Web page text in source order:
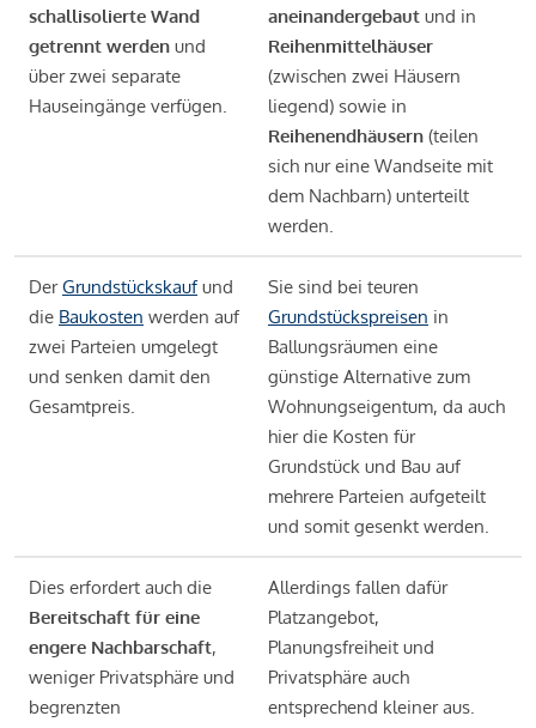
schallisolierte Wand
getrennt werden und
über zwei separate
Hauseingänge verfügen.
aneinandergebaut und in
Reihenmittelhäuser
(zwischen zwei Häusern
liegend) sowie in
Reihenendhäusern (teilen
sich nur eine Wandseite mit
dem Nachbarn) unterteilt
werden.
DerGrundstückskaufund
die Baukosten werden auf
zwei Parteien umgelegt
und senken damit den
Gesamtpreis.
Sie sind bei teuren
Grundstückspreisen in
Ballungsräumen eine
günstige Alternative zum
Wohnungseigentum, da auch
hier die Kosten für
Grundstück und Bau auf
mehrere Parteien aufgeteilt
und somit gesenkt werden.
Dies erfordert auch die
Bereitschaft für eine
engere Nachbarschaft,
weniger Privatsphäre und
begrenzten
Allerdings fallen dafür
Platzangebot,
Planungsfreiheit und
Privatsphäre auch
entsprechend kleiner aus.